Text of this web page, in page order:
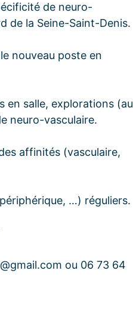
de neuro-
de la Seine-Saint-Denis.
nouveau poste en
en salle, explorations (au
neuro-vasculaire.
affinités (vasculaire,
…) réguliers.
ou 06 73 64